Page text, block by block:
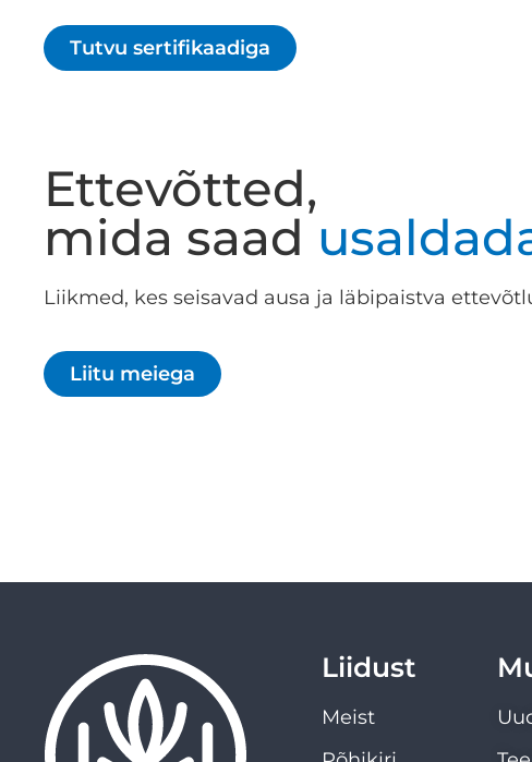
Tutvu sertifikaadiga
Ettevõtted,
mida saad
Liikmed, kes seisavad ausa ja läbipaistva
Liitu meiega
Liidust
Meist